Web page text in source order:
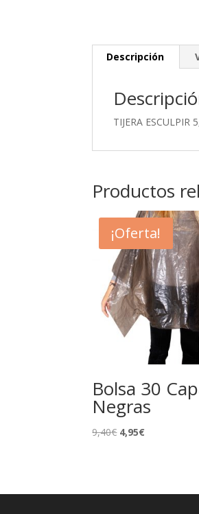
Descripción
TIJERA ESCULPIR
Productos
¡Oferta!
Bolsa 30
Negras
9,40€ El
9,40€.
4,95€El
4,95€.